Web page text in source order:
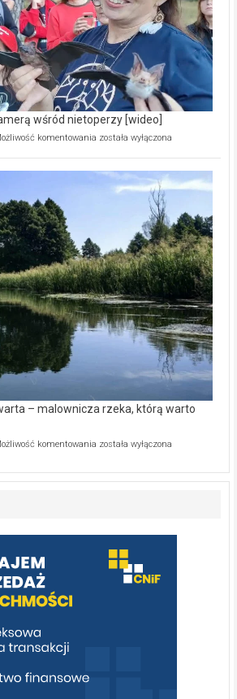
wśród nietoperzy [wideo]
komentowania Ekologiczne
kamerą
wśród
została wyłączona
– malownicza rzeka, którą warto
komentowania Ekologiczne
–
warto
poznać
[fotorelacja]
została wyłączona